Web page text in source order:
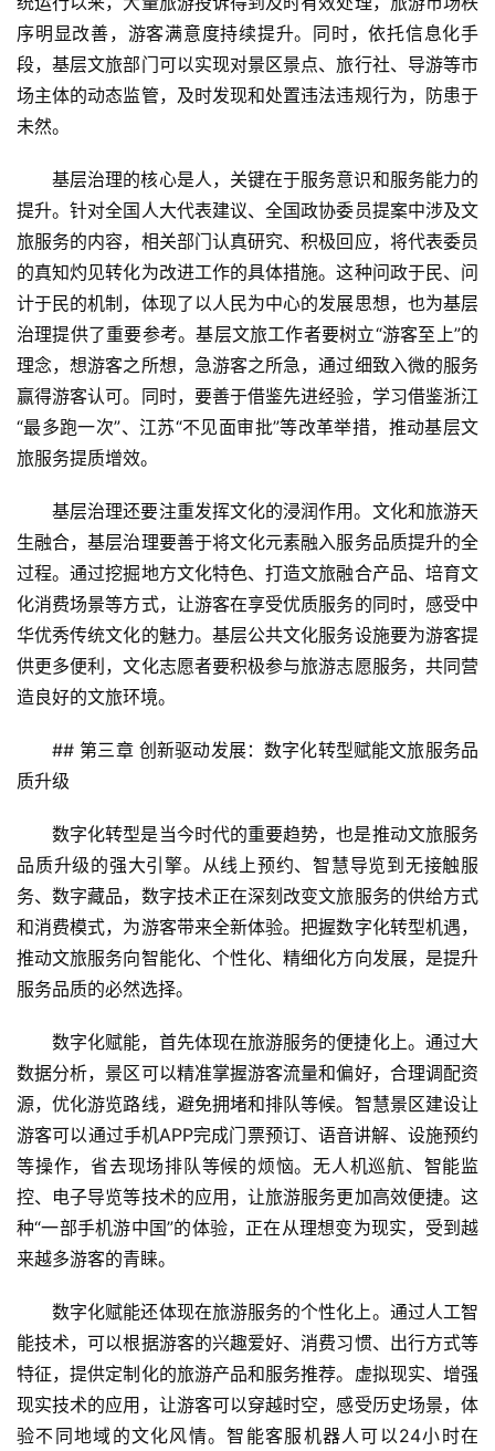
景
区
二
消
融
合
乡
村
振
兴
智
慧
A
R
+
文
旅
答
社
登录 注册
序明显改善，游客满意度持续提升。同时，依托信息化手
段，基层文旅部门可以实现对景区景点、旅行社、导游等市
场主体的动态监管，及时发现和处置违法违规行为，防患于
未然。
基层治理的核心是人，关键在于服务意识和服务能力的
提升。针对全国人大代表建议、全国政协委员提案中涉及文
旅服务的内容，相关部门认真研究、积极回应，将代表委员
的真知灼见转化为改进工作的具体措施。这种问政于民、问
计于民的机制，体现了以人民为中心的发展思想，也为基层
治理提供了重要参考。基层文旅工作者要树立“游客至上”的
理念，想游客之所想，急游客之所急，通过细致入微的服务
赢得游客认可。同时，要善于借鉴先进经验，学习借鉴浙江
“最多跑一次”、江苏“不见面审批”等改革举措，推动基层文
旅服务提质增效。
基层治理还要注重发挥文化的浸润作用。文化和旅游天
生融合，基层治理要善于将文化元素融入服务品质提升的全
过程。通过挖掘地方文化特色、打造文旅融合产品、培育文
化消费场景等方式，让游客在享受优质服务的同时，感受中
华优秀传统文化的魅力。基层公共文化服务设施要为游客提
供更多便利，文化志愿者要积极参与旅游志愿服务，共同营
造良好的文旅环境。
## 第三章 创新驱动发展：数字化转型赋能文旅服务品
质升级
数字化转型是当今时代的重要趋势，也是推动文旅服务
品质升级的强大引擎。从线上预约、智慧导览到无接触服
务、数字藏品，数字技术正在深刻改变文旅服务的供给方式
和消费模式，为游客带来全新体验。把握数字化转型机遇，
推动文旅服务向智能化、个性化、精细化方向发展，是提升
服务品质的必然选择。
数字化赋能，首先体现在旅游服务的便捷化上。通过大
数据分析，景区可以精准掌握游客流量和偏好，合理调配资
源，优化游览路线，避免拥堵和排队等候。智慧景区建设让
游客可以通过手机APP完成门票预订、语音讲解、设施预约
等操作，省去现场排队等候的烦恼。无人机巡航、智能监
控、电子导览等技术的应用，让旅游服务更加高效便捷。这
种“一部手机游中国”的体验，正在从理想变为现实，受到越
来越多游客的青睐。
数字化赋能还体现在旅游服务的个性化上。通过人工智
能技术，可以根据游客的兴趣爱好、消费习惯、出行方式等
特征，提供定制化的旅游产品和服务推荐。虚拟现实、增强
现实技术的应用，让游客可以穿越时空，感受历史场景，体
验不同地域的文化风情。智能客服机器人可以24小时在